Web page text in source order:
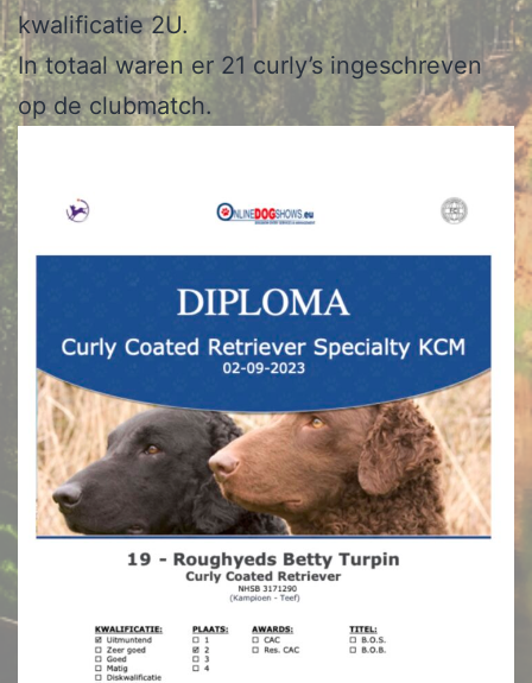
kwalificatie 2U.
In totaal waren er 21 curly’s ingeschreven
op de clubmatch.